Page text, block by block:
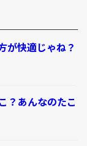
が快適じゃね？
？あんなのたこ